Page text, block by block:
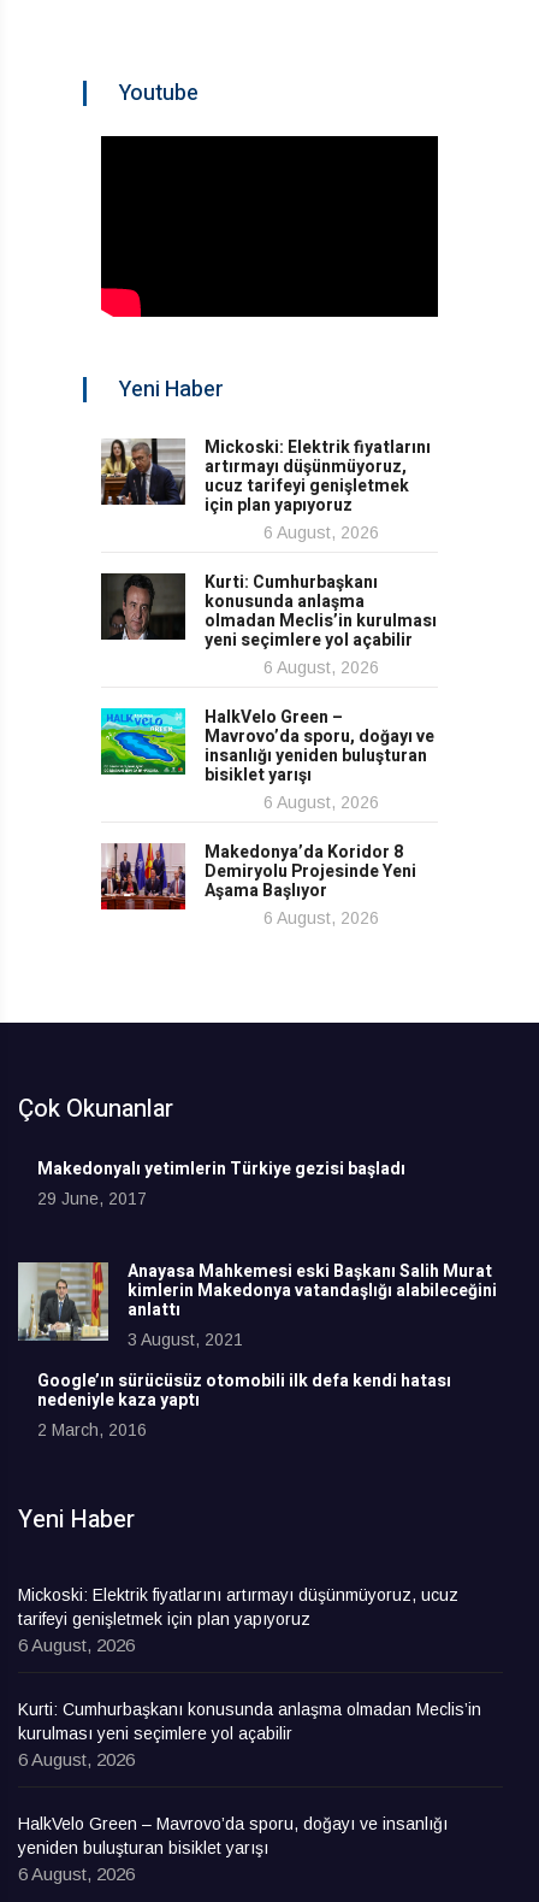
Youtube
Yeni Haber
Mickoski: Elektrik fiyatlarını
artırmayı düşünmüyoruz,
ucuz tarifeyi genişletmek
için plan yapıyoruz
6 August, 2026
Kurti: Cumhurbaşkanı
konusunda anlaşma
olmadan Meclis’in kurulması
yeni seçimlere yol açabilir
6 August, 2026
HalkVelo Green –
Mavrovo’da sporu, doğayı ve
insanlığı yeniden buluşturan
bisiklet yarışı
6 August, 2026
Makedonya’da Koridor 8
Demiryolu Projesinde Yeni
Aşama Başlıyor
6 August, 2026
Çok Okunanlar
Makedonyalı yetimlerin Türkiye gezisi başladı
29 June, 2017
Anayasa Mahkemesi eski Başkanı Salih Murat
kimlerin Makedonya vatandaşlığı alabileceğini
anlattı
3 August, 2021
Google’ın sürücüsüz otomobili ilk defa kendi hatası
nedeniyle kaza yaptı
2 March, 2016
Yeni Haber
Mickoski: Elektrik fiyatlarını artırmayı düşünmüyoruz, ucuz
tarifeyi genişletmek için plan yapıyoruz
6 August, 2026
Kurti: Cumhurbaşkanı konusunda anlaşma olmadan Meclis’in
kurulması yeni seçimlere yol açabilir
6 August, 2026
HalkVelo Green – Mavrovo’da sporu, doğayı ve insanlığı
yeniden buluşturan bisiklet yarışı
6 August, 2026